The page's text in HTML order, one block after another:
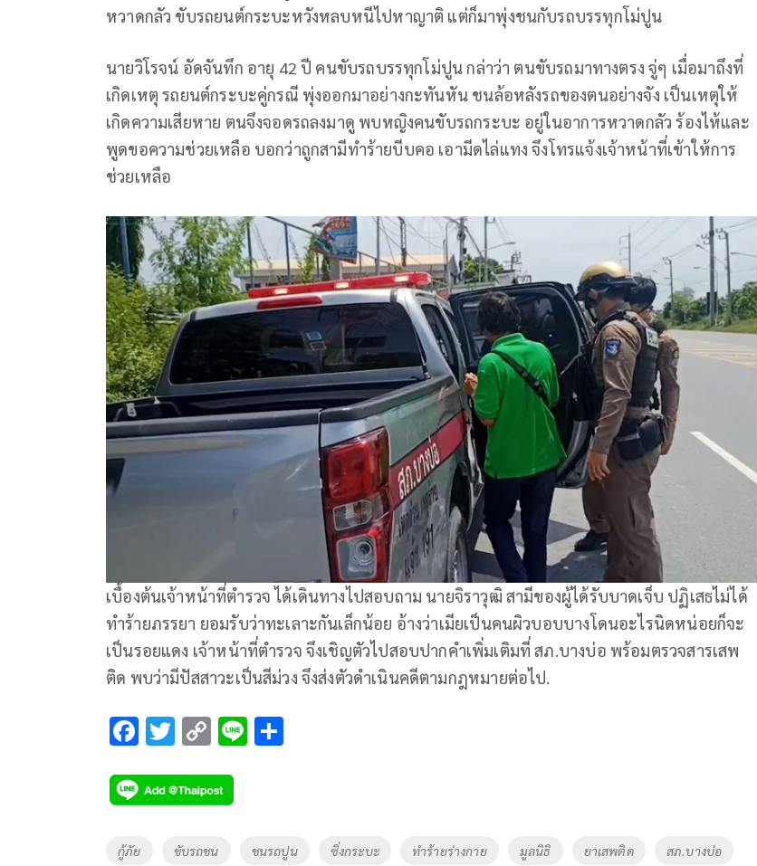
หวาดกลัว ขับรถยนต์กระบะหวังหลบหนีไปหาญาติ แต่ก็มาพุ่งชนกับรถบรรทุกโม่ปูน
นายวิโรจน์ อัดจันทึก อายุ 42 ปี คนขับรถบรรทุกโม่ปูน กล่าว่า ตนขับรถมาทางตรง จู่ๆ เมื่อมาถึงที่
เกิดเหตุ รถยนต์กระบะคู่กรณี พุ่งออกมาอย่างกะทันหัน ชนล้อหลังรถของตนอย่างจัง เป็นเหตุให้
เกิดความเสียหาย ตนจึงจอดรถลงมาดู พบหญิงคนขับรถกระบะ อยู่ในอาการหวาดกลัว ร้องไห้และ
พูดขอความช่วยเหลือ บอกว่าถูกสามีทำร้ายบีบคอ เอามีดไล่แทง จึงโทรแจ้งเจ้าหน้าที่เข้าให้การ
ช่วยเหลือ
เบื้องต้นเจ้าหน้าที่ตำรวจ ได้เดินทางไปสอบถาม นายจิราวุฒิ สามีของผู้ได้รับบาดเจ็บ ปฏิเสธไม่ได้
ทำร้ายภรรยา ยอมรับว่าทะเลาะกันเล็กน้อย อ้างว่าเมียเป็นคนผิวบอบบางโดนอะไรนิดหน่อยก็จะ
เป็นรอยแดง เจ้าหน้าที่ตำรวจ จึงเชิญตัวไปสอบปากคำเพิ่มเติมที่ สภ.บางบ่อ พร้อมตรวจสารเสพ
ติด พบว่ามีปัสสาวะเป็นสีม่วง จึงส่งตัวดำเนินคดีตามกฎหมายต่อไป.
F
e
b
o
T
tt
er
C
p
y
Li
Li
Tags
กู้ภัย ขับรถชน ชนรถปูน ซิ่งกระบะ ทำร้ายร่างกาย มูลนิธิ ยาเสพติด สภ.บางบ่อ